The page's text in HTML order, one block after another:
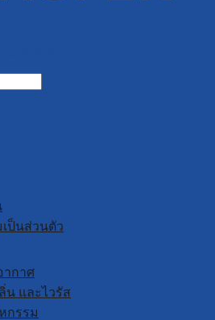
ป็นส่วนตัว
ากาศ
น และไวรัส
กรรม